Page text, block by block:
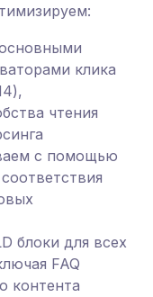
клика
чтения
с помощью
блоки для всех
FAQ
контента